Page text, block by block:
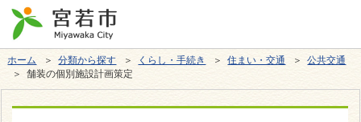
ホーム ＞分類から探す ＞ くらし・手続き ＞住まい・交通 ＞公共交通
＞ 舗装の個別施設計画策定